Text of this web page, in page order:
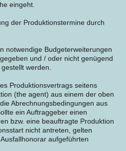
eingeht.
der Produktionstermine durch
notwendige Budgeterweiterungen
und / oder nicht genügend
werden.
Produktionsvertrags seitens
(the agent) aus einem der oben
Abrechnungsbedingungen aus
ein Auftraggeber einen
bzw. eine beauftragte Produktion
nicht antreten, gelten
aufgeführten